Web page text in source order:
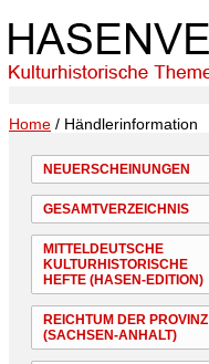
Home / Händlerinformation
NEUERSCHEINUNGEN
GESAMTVERZEICHNIS
MITTELDEUTSCHE
KULTURHISTORISCHE
HEFTE (HASEN-EDITION)
REICHTUM DER PROVINZ
(SACHSEN-ANHALT)